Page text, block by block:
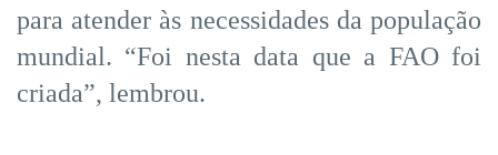
para atender às necessidades da população
mundial. “Foi nesta data que a FAO foi
criada”, lembrou.